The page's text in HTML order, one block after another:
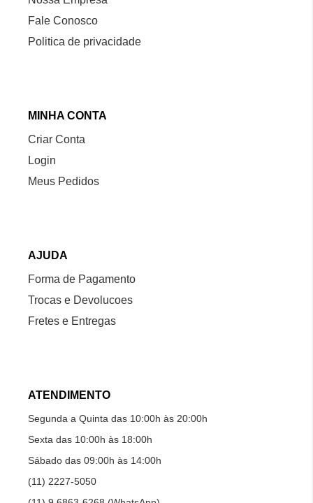
Fale Conosco
Politica de privacidade
MINHA CONTA
Criar Conta
Login
Meus Pedidos
AJUDA
Forma de Pagamento
Trocas e Devolucoes
Fretes e Entregas
ATENDIMENTO
Segunda a Quinta das 10:00h às 20:00h
Sexta das 10:00h às 18:00h
Sábado das 09:00h às 14:00h
(11) 2227-5050